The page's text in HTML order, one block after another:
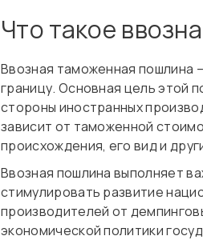
Что такое
Ввозная таможенная пошлина
границу. Основная цель этой
стороны иностранных
зависит от таможенной
происхождения, его вид и
Ввозная пошлина выполняет
стимулировать развитие
производителей от
экономической политики